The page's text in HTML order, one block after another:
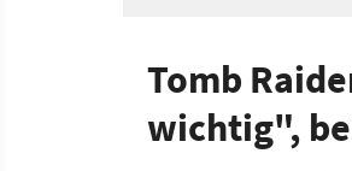
Tomb
wichtig",